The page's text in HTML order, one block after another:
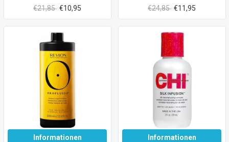
€21,85 €10,95 €24,85 €11,95
Informationen
Informationen